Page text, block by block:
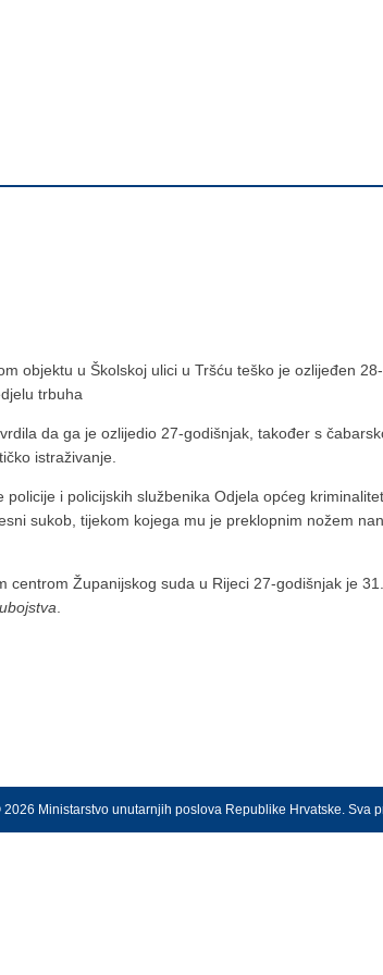
objektu u Školskoj ulici u Tršću teško je ozlijeđen
trbuha
da ga je ozlijedio 27-godišnjak, također s
istraživanje.
i policijskih službenika Odjela općeg
sukob, tijekom kojega mu je preklopnim nožem
centrom Županijskog suda u Rijeci 27-godišnjak je
Ministarstvo unutarnjih poslova Republike Hrvatske. Sva